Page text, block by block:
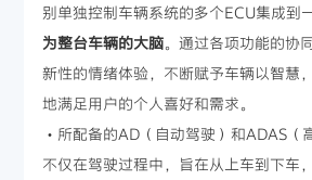
别单独控制车辆系统的多个ECU集成到
为整台车辆的大脑。通过各项功能的协
新性的情绪体验，不断赋予车辆以智慧
地满足用户的个人喜好和需求。
・所配备的AD（自动驾驶）和ADAS（
不仅在驾驶过程中，旨在从上车到下车